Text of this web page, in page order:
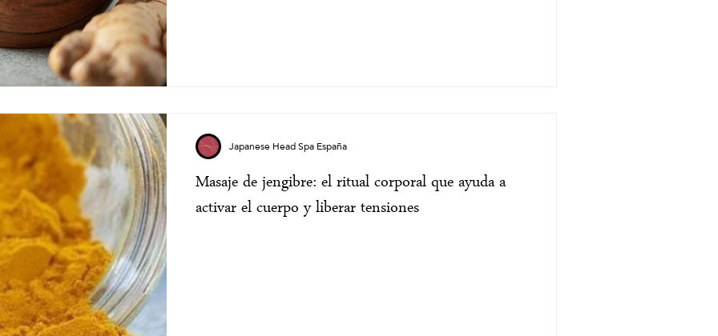
Masaje de jengibre: el ritual corporal que ayuda a
activar el cuerpo y liberar tensiones
Japanese Head Spa España